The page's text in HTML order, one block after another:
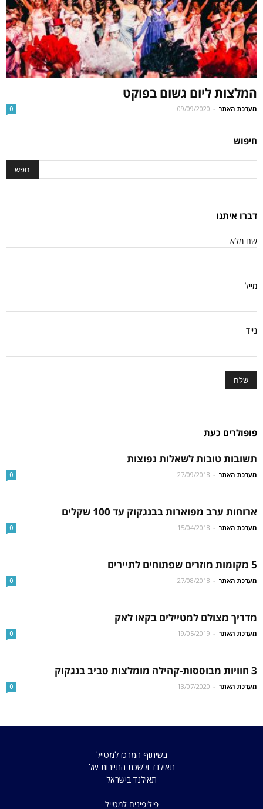
המלצות ליום גשום בפוקט
מערכת האתר -
09/09/2020
0
חיפוש
דברו איתנו
שם מלא
מייל
נייד
פופולרים כעת
תשובות טובות לשאלות נפוצות
מערכת האתר -
27/09/2018
0
ארוחות ערב מפוארות בבנגקוק עד 100 שקלים
מערכת האתר -
15/04/2018
0
5 מקומות מוזרים שפתוחים לתיירים
מערכת האתר -
27/08/2018
0
מדריך מצולם למטיילים בקאו לאק
מערכת האתר -
19/05/2019
0
3 חוויות מבוססות-קהילה מומלצות סביב בנגקוק
מערכת האתר -
13/07/2020
0
בשיתוף המרכז למטייל
תאילנד ולשכת התיירות של
תאילנד בישראל
פיליפינים למטייל